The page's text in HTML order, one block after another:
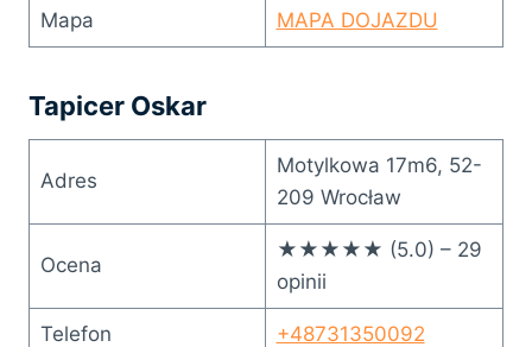
Mapa MAPA DOJAZDU
Tapicer Oskar
Adres
Motylkowa 17m6, 52-
209 Wrocław
Ocena
★★★★★ (5.0) – 29
opinii
Telefon +48731350092